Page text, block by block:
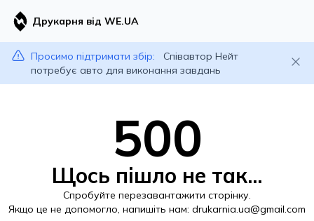
Друкарня від WE.UA
Просимо підтримати збір:
Співавтор Нейт
потребує авто для виконання завдань
500
Щось пішло не так...
Спробуйте перезавантажити сторінку.
Якщо це не допомогло, напишіть нам: drukarnia.ua@gmail.com